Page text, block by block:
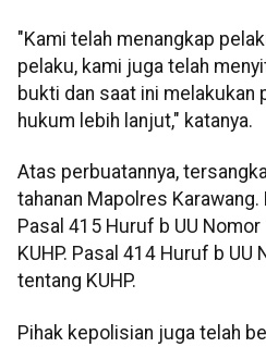
"Kami telah menangkap
pelaku, kami juga telah
bukti dan saat ini melakukan
hukum lebih lanjut," katanya.
Atas perbuatannya,
tahanan Mapolres
Pasal 415 Huruf b UU
KUHP. Pasal 414 Huruf b UU
tentang KUHP.
Pihak kepolisian juga telah